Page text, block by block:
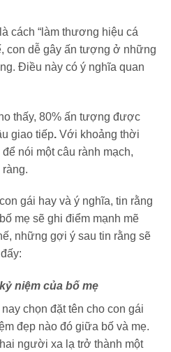
cách “làm thương hiệu cá
con dễ gây ấn tượng ở những
Điều này có ý nghĩa quan
thấy, 80% ấn tượng được
giao tiếp. Với khoảng thời
nói một câu rành mạch,
gái hay và ý nghĩa, tin rằng
mẹ sẽ ghi điểm mạnh mẽ
những gợi ý sau tin rằng sẽ
niệm của bố mẹ
chọn đặt tên cho con gái
đẹp nào đó giữa bố và mẹ.
người xa lạ trở thành một